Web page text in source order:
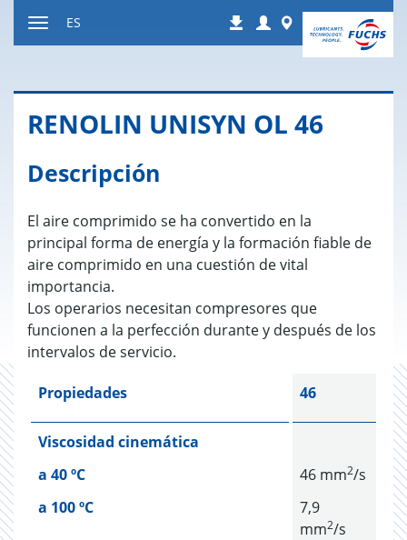
navegación
Descargas
Login Worldwide
ES
RE­NO­LIN UNISYN OL 46
Descripción
El aire comprimido se ha convertido en la
principal forma de energía y la formación fiable de
aire comprimido en una cuestión de vital
importancia.
Los operarios necesitan compresores que
funcionen a la perfección durante y después de los
intervalos de servicio.
Propiedades 46
Viscosidad cinemática
a 40 ºC
a 100 ºC
46 mm2/s
7,9
mm2/s